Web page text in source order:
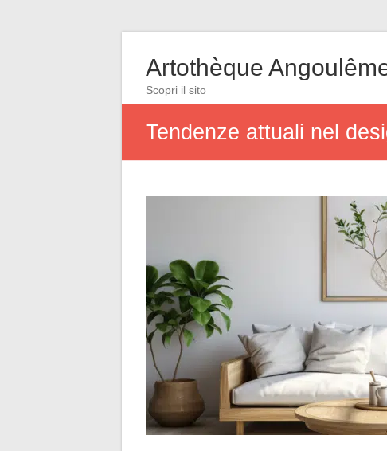
Artothèque
Scopri il sito
Tendenze attuali nel